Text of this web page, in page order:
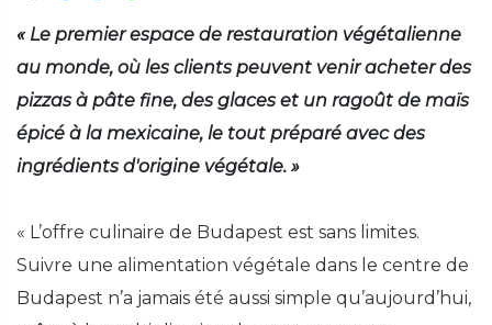
« Le premier espace de restauration végétalienne
au monde, où les clients peuvent venir acheter des
pizzas à pâte fine, des glaces et un ragoût de maïs
épicé à la mexicaine, le tout préparé avec des
ingrédients d'origine végétale. »
« L’offre culinaire de Budapest est sans limites.
Suivre une alimentation végétale dans le centre de
Budapest n’a jamais été aussi simple qu’aujourd’hui,